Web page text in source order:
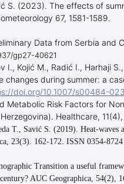
S. (2023). The effects of
67, 1581-1589.
Data from Serbia and
gp27-40621
I., Kojić M., Radić I., Harhaji
during summer: a
doi.org/10.1007/s00484-
Metabolic Risk Factors for
Healthcare,
T., Savić S. (2019). Heat-waves
23(3). 162-172. ISSN 0354-
Transition a useful
century? AUC Geographica, 54(2),